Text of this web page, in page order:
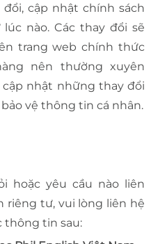
cập nhật chính sách
nào. Các thay đổi sẽ
trang web chính thức
nên thường xuyên
nhật những thay đổi
vệ thông tin cá nhân.
hoặc yêu cầu nào liên
riêng tư, vui lòng liên hệ
thông tin sau: